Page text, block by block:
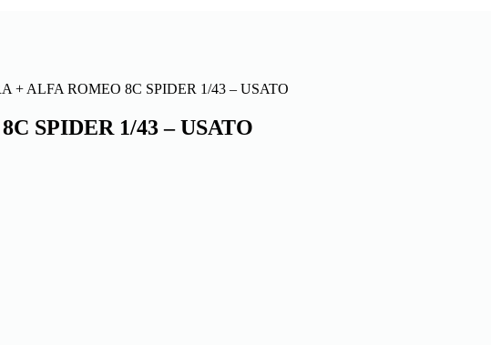
+ ALFA ROMEO 8C SPIDER 1/43 – USATO
SPIDER 1/43 – USATO